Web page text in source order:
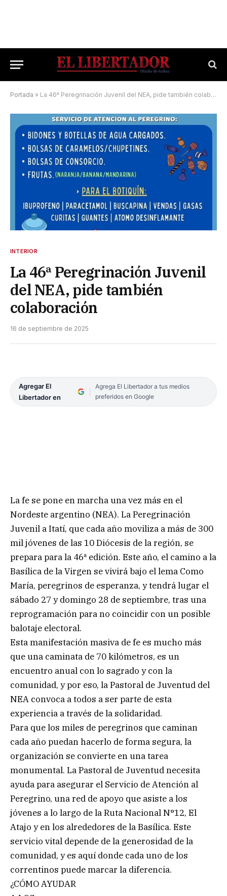
Portada » La 46ª Peregrinación Juvenil del NEA, pide también colaboración
INTERIOR
La 46ª Peregrinación Juvenil
del NEA, pide también
colaboración
16 de septiembre de 2025
Agregar El
Libertador en
Agrega El Libertador a tus medios
preferidos en Google
La fe se pone en marcha una vez más en el
Nordeste argentino (NEA). La Peregrinación
Juvenil a Itatí, que cada año moviliza a más de 300
mil jóvenes de las 10 Diócesis de la región, se
prepara para la 46ª edición. Este año, el camino a la
Basílica de la Virgen se vivirá bajo el lema Como
María, peregrinos de esperanza, y tendrá lugar el
sábado 27 y domingo 28 de septiembre, tras una
reprogramación para no coincidir con un posible
balotaje electoral.
Esta manifestación masiva de fe es mucho más
que una caminata de 70 kilómetros, es un
encuentro anual con lo sagrado y con la
comunidad, y por eso, la Pastoral de Juventud del
NEA convoca a todos a ser parte de esta
experiencia a través de la solidaridad.
Para que los miles de peregrinos que caminan
cada año puedan hacerlo de forma segura, la
organización se convierte en una tarea
monumental. La Pastoral de Juventud necesita
ayuda para asegurar el Servicio de Atención al
Peregrino, una red de apoyo que asiste a los
jóvenes a lo largo de la Ruta Nacional N°12, El
Atajo y en los alrededores de la Basílica. Este
servicio vital depende de la generosidad de la
comunidad, y es aquí donde cada uno de los
correntinos puede marcar la diferencia.
¿CÓMO AYUDAR